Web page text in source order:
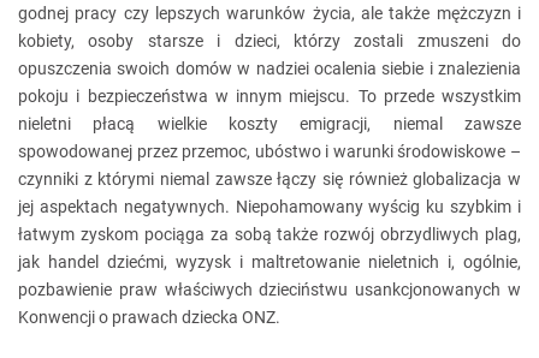
godnej pracy czy lepszych warunków życia, ale także mężczyzn i
kobiety, osoby starsze i dzieci, którzy zostali zmuszeni do
opuszczenia swoich domów w nadziei ocalenia siebie i znalezienia
pokoju i bezpieczeństwa w innym miejscu. To przede wszystkim
nieletni płacą wielkie koszty emigracji, niemal zawsze
spowodowanej przez przemoc, ubóstwo i warunki środowiskowe –
czynniki z którymi niemal zawsze łączy się również globalizacja w
jej aspektach negatywnych. Niepohamowany wyścig ku szybkim i
łatwym zyskom pociąga za sobą także rozwój obrzydliwych plag,
jak handel dziećmi, wyzysk i maltretowanie nieletnich i, ogólnie,
pozbawienie praw właściwych dzieciństwu usankcjonowanych w
Konwencji o prawach dziecka ONZ.